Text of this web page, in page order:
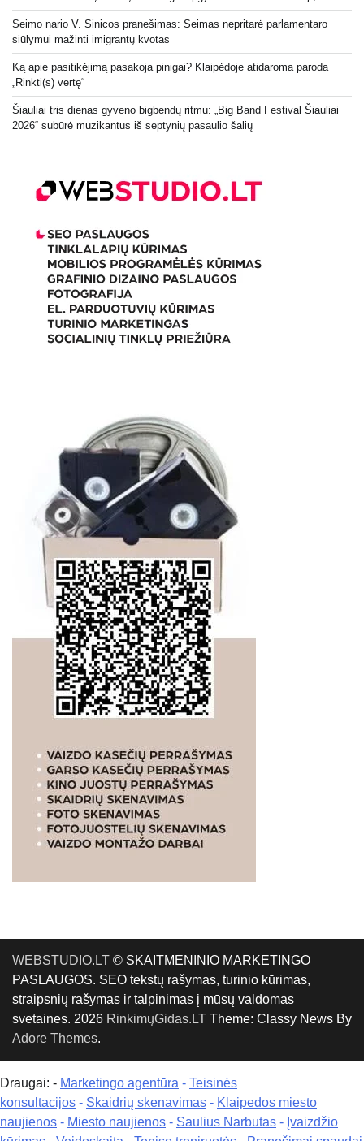
Seimo nario V. Sinicos pranešimas: Seimas nepritarė parlamentaro
siūlymui mažinti imigrantų kvotas
Ką apie pasitikėjimą pasakoja pinigai? Klaipėdoje atidaroma paroda
„Rinkti(s) vertę“
Šiauliai tris dienas gyveno bigbendų ritmu: „Big Band Festival Šiauliai
2026“ subūrė muzikantus iš septynių pasaulio šalių
WEBSTUDIO.LT © SKAITMENINIO MARKETINGO
PASLAUGOS. SEO tekstų rašymas, turinio kūrimas,
straipsnių rašymas ir talpinimas į mūsų valdomas
svetaines. 2026 RinkimųGidas.LT Theme: Classy News By
Adore Themes.
Draugai: - Marketingo agentūra - Teisinės
konsultacijos - Skaidrių skenavimas - Klaipedos miesto
naujienos - Miesto naujienos - Saulius Narbutas - Įvaizdžio